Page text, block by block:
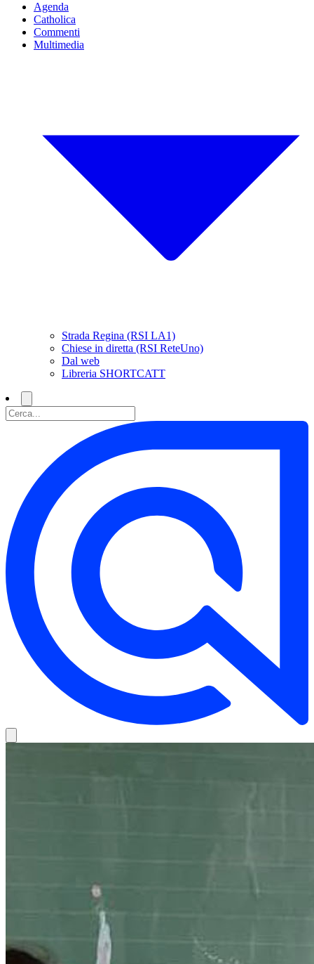
Agenda
Catholica
Commenti
Multimedia
Strada Regina (RSI LA1)
Chiese in diretta (RSI ReteUno)
Dal web
Libreria SHORTCATT